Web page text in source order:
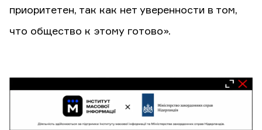
приоритетен, так как нет уверенности в том,
что общество к этому готово».